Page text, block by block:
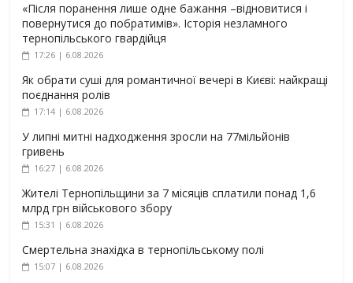
«Після поранення лише одне бажання –відновитися і
повернутися до побратимів». Історія незламного
тернопільського гвардійця
17:26 | 6.08.2026
Як обрати суші для романтичної вечері в Києві: найкращі
поєднання ролів
17:14 | 6.08.2026
У липні митні надходження зросли на 77мільйонів
гривень
16:27 | 6.08.2026
Жителі Тернопільщини за 7 місяців сплатили понад 1,6
млрд грн військового збору
15:31 | 6.08.2026
Смертельна знахідка в тернопільському полі
15:07 | 6.08.2026